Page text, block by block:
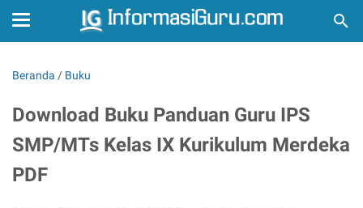
Beranda / Buku
Download Buku Panduan Guru IPS
SMP/MTs Kelas IX Kurikulum Merdeka
PDF